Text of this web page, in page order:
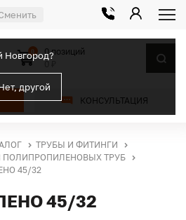
Новгород?
другой
КОНСУЛЬТАЦИЯ
0
0 позиций
ТРУБЫ И ФИТИНГИ
ПОЛИПРОПИЛЕНОВЫХ ТРУБ
45/32
45/32